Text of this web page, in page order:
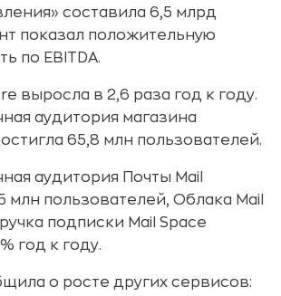
составила 6,5 млрд
показал положительную
по EBITDA.
выросла в 2,6 раза год к году.
аудитория магазина
65,8 млн пользователей.
аудитория Почты Mail
млн пользователей, Облака Mail
подписки Mail Space
год к году.
о росте других сервисов: